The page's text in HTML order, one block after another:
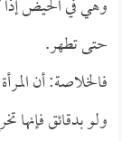
وهي في الحيض
حتى تطهر.
فالخلاصة: أن
ولو بدقائق